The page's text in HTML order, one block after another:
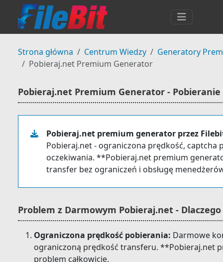
Strona główna Centrum Wiedzy
Generatory
Pobieraj.net Premium Generator
Pobieraj.net Premium Generator - Pobieranie
Pobieraj.net premium generator przez
Pobieraj.net - ograniczona prędkość, captcha
oczekiwania. **Pobieraj.net premium
transfer bez ograniczeń i obsługę
Problem z Darmowym Pobieraj.net -
Ograniczona prędkość pobierania: Darmowe
ograniczoną prędkość transferu. **Pobieraj.net
problem całkowicie.